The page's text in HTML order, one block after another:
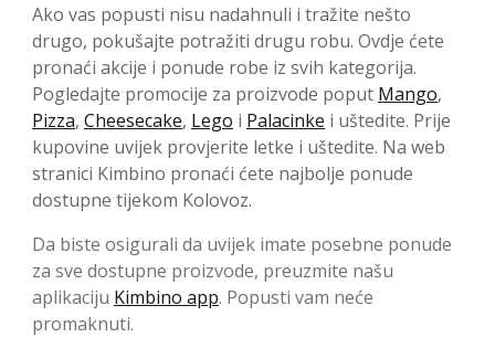
Ako vas popusti nisu nadahnuli i tražite nešto
drugo, pokušajte potražiti drugu robu. Ovdje ćete
pronaći akcije i ponude robe iz svih kategorija.
Pogledajte promocije za proizvode poput Mango,
Pizza, Cheesecake, Lego i Palacinke i uštedite. Prije
kupovine uvijek provjerite letke i uštedite. Na web
stranici Kimbino pronaći ćete najbolje ponude
dostupne tijekom Kolovoz.
Da biste osigurali da uvijek imate posebne ponude
za sve dostupne proizvode, preuzmite našu
aplikaciju Kimbino app. Popusti vam neće
promaknuti.